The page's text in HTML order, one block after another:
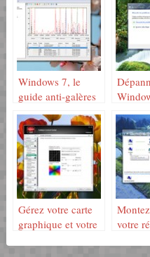
Windows 7, le
guide anti-galères
Gérez votre carte
graphique et votre
votre